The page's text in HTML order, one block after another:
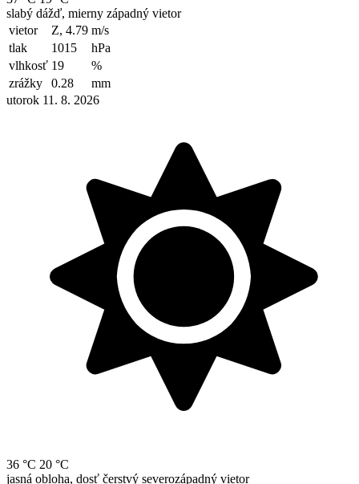
slabý dážď, mierny západný vietor
vietor
Z, 4.79 m/s
tlak
1015
hPa
vlhkosť 19
%
zrážky
0.28
mm
utorok 11. 8. 2026
36 °C 20 °C
jasná obloha, dosť čerstvý severozápadný vietor